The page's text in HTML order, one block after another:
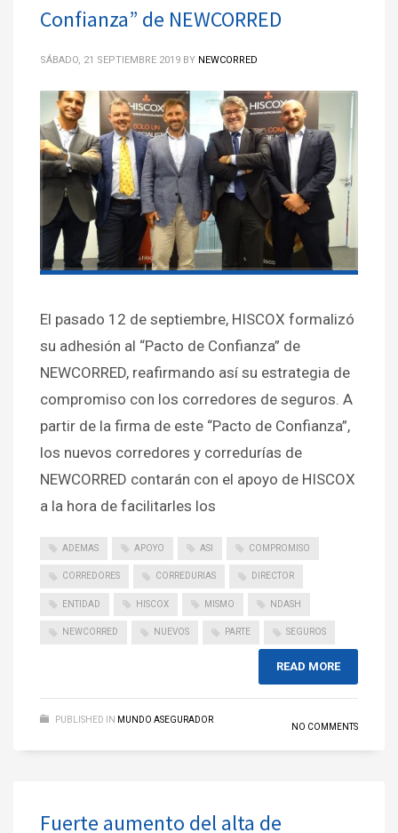
Confianza” de NEWCORRED
SÁBADO, 21 SEPTIEMBRE 2019 BY NEWCORRED
El pasado 12 de septiembre, HISCOX formalizó
su adhesión al “Pacto de Confianza” de
NEWCORRED, reafirmando así su estrategia de
compromiso con los corredores de seguros. A
partir de la firma de este “Pacto de Confianza”,
los nuevos corredores y corredurías de
NEWCORRED contarán con el apoyo de HISCOX
a la hora de facilitarles los
ADEMAS APOYO ASI COMPROMISO
CORREDORES CORREDURIAS DIRECTOR
ENTIDAD HISCOX MISMO NDASH
NEWCORRED NUEVOS PARTE SEGUROS
READ MORE
PUBLISHED IN MUNDO ASEGURADOR
NO COMMENTS
Fuerte aumento del alta de